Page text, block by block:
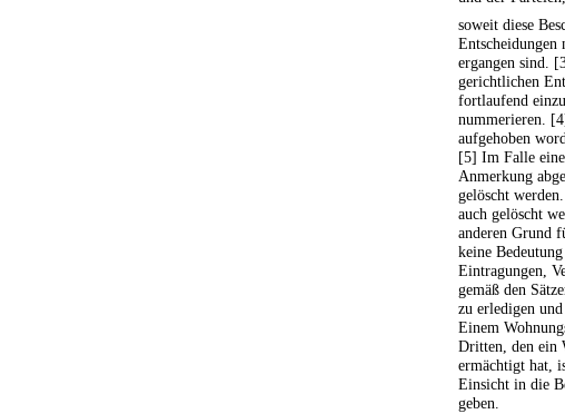
soweit diese
Entscheidungen
ergangen sind.
gerichtlichen
fortlaufend
nummerieren.
aufgehoben
[5] Im Falle
Anmerkung
gelöscht
auch gelöscht
anderen Grund
keine
Eintragungen,
gemäß den
zu erledigen
Einem
Dritten, den ein
ermächtigt hat,
Einsicht in die
geben.